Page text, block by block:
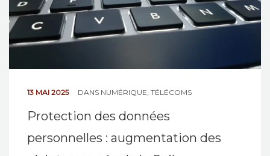
13 MAI 2025 DANS NUMÉRIQUE, TÉLÉCOMS
Protection des données
personnelles : augmentation des